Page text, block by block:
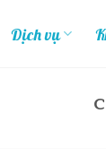
Dịch vụ